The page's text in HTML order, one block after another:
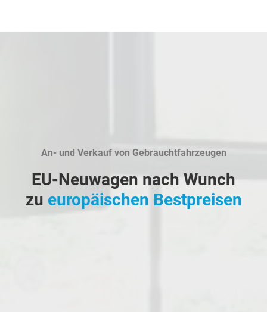
An- und Verkauf von Gebrauchtfahrzeugen
EU-Neuwagen nach Wunch
zu europäischen Bestpreisen